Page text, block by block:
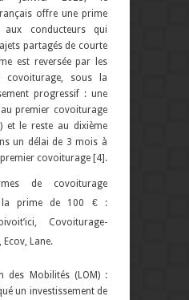
offre une prime
conducteurs qui
partagés de courte
est reversée par les
covoiturage, sous la
progressif : une
premier covoiturage
et le reste au dixième
un délai de 3 mois à
covoiturage [4].
de covoiturage
la prime de 100 € :
Covoiturage-
Lane.
des Mobilités (LOM) :
un investissement de